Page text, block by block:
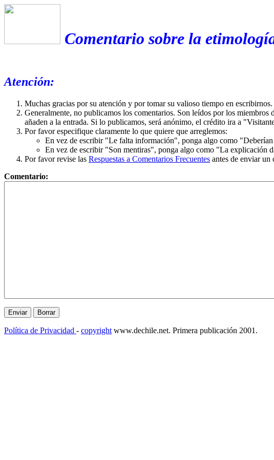
Comentario sobre la
Atención:
Muchas gracias por su atención y por tomar su valioso tiempo en
Generalmente, no publicamos los comentarios. Son leídos por los
añaden a la entrada. Si lo publicamos, será anónimo, el crédito ira a
Por favor especifique claramente lo que quiere que arreglemos:
En vez de escribir "Le falta información", ponga algo como
En vez de escribir "Son mentiras", ponga algo como "La explicación
Por favor revise las Respuestas a Comentarios Frecuentes antes de enviar un
Comentario:
Política de Privacidad - copyright www.dechile.net. Primera publicación 2001.